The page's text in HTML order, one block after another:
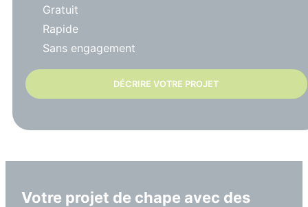
Gratuit
Rapide
Sans engagement
DÉCRIRE VOTRE PROJET
Votre projet de chape avec des